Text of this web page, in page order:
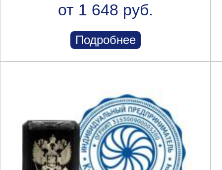
от 1 648 руб.
Подробнее